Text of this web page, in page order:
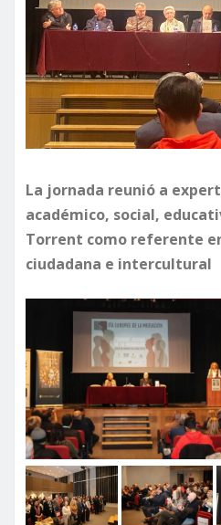
La jornada reunió a
académico, social,
Torrent como referente
ciudadana e intercultural